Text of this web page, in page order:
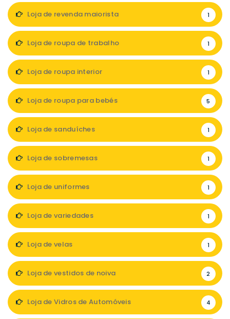
Loja de revenda maiorista 1
Loja de roupa de trabalho 1
Loja de roupa interior 1
Loja de roupa para bebés 5
Loja de sanduíches 1
Loja de sobremesas 1
Loja de uniformes 1
Loja de variedades 1
Loja de velas 1
Loja de vestidos de noiva 2
Loja de Vidros de Automóveis 4